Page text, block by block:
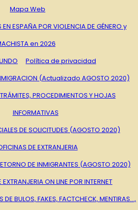
Mapa Web
ESPAÑA POR VIOLENCIA DE GÉNERO y
en 2026
Política de privacidad
(Actualizado AGOSTO 2020)
PROCEDIMIENTOS Y HOJAS
INFORMATIVAS
DE SOLICITUDES (AGOSTO 2020)
DE EXTRANJERIA
DE INMIGRANTES (AGOSTO 2020)
EXTRANJERIA ON LINE POR INTERNET
DE BULOS, FAKES, FACTCHECK, MENTIRAS…,